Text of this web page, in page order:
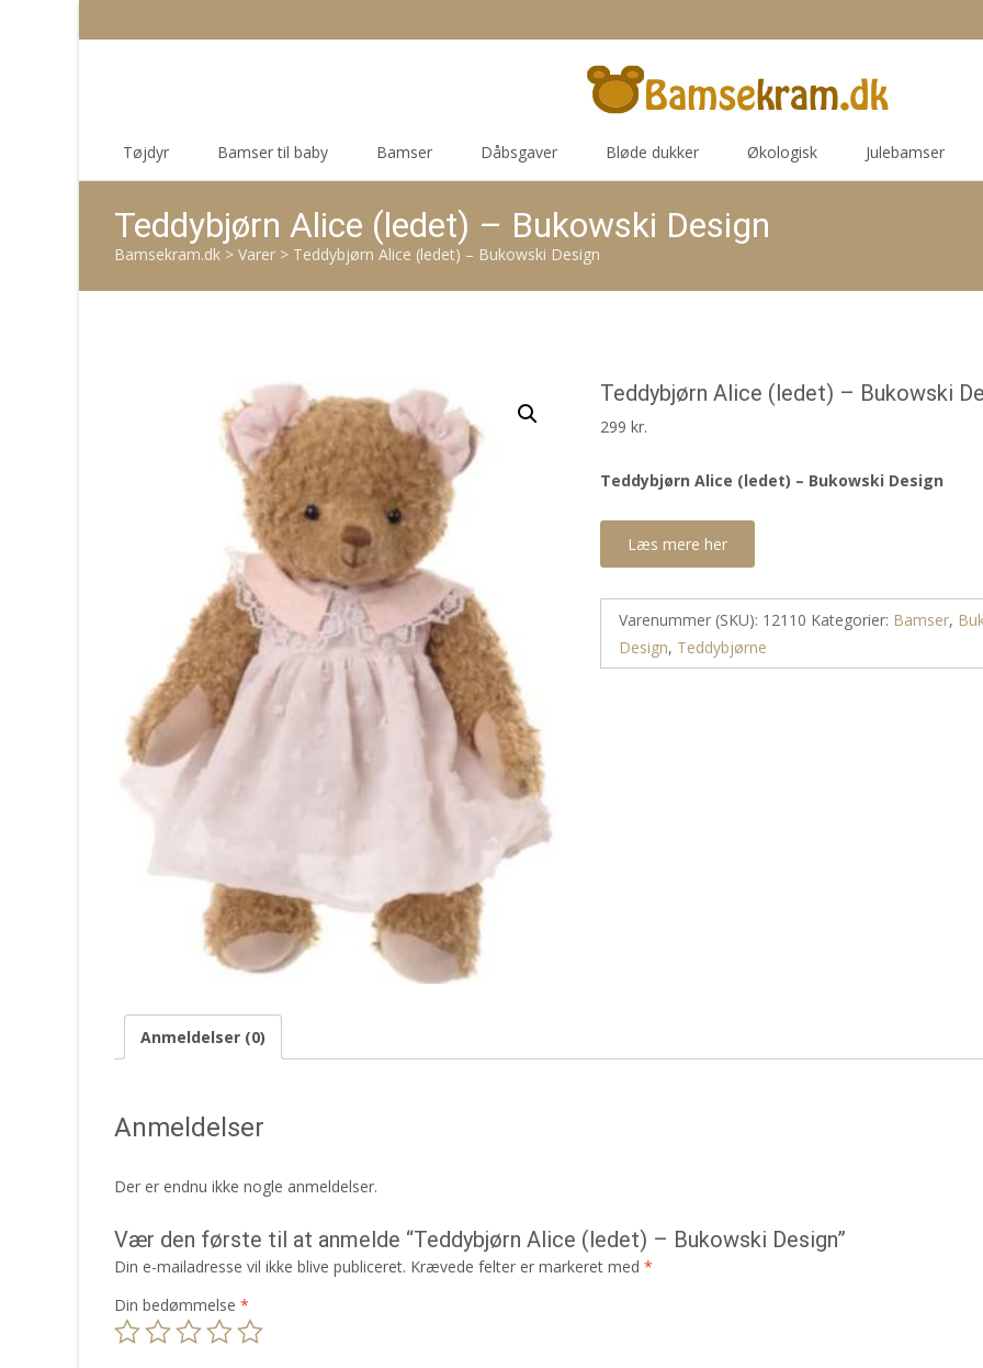
Tøjdyr Bamser til baby Bamser Dåbsgaver Bløde dukker Økologisk Julebamser
Teddybjørn Alice (ledet) – Bukowski Design
Bamsekram.dk > Varer > Teddybjørn Alice (ledet) – Bukowski Design
Teddybjørn Alice (ledet) – Bukowski
299kr.
Teddybjørn Alice (ledet) – Bukowski Design
Læs mere her
Varenummer (SKU): 12110 Kategorier: Bamser,
Design, Teddybjørne
Anmeldelser (0)
Anmeldelser
Der er endnu ikke nogle anmeldelser.
Vær den første til at anmelde “Teddybjørn Alice (ledet) – Bukowski Design”
Din e-mailadresse vil ikke blive publiceret. Krævede felter er markeret med *
Din bedømmelse *